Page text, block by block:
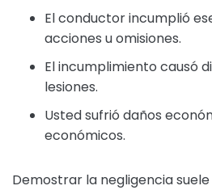
El conductor incumplió
acciones u omisiones.
El incumplimiento causó
lesiones.
Usted sufrió daños
económicos.
Demostrar la negligencia